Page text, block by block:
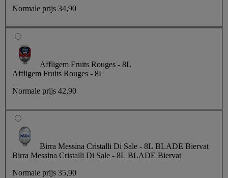
Normale prijs 34,90
Affligem Fruits Rouges - 8L
Affligem Fruits Rouges - 8L
Normale prijs 42,90
Birra Messina Cristalli Di Sale - 8L BLADE Biervat
Birra Messina Cristalli Di Sale - 8L BLADE Biervat
Normale prijs 35,90